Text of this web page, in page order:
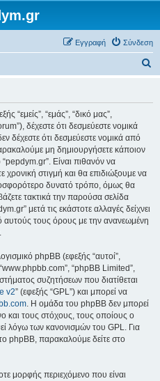
Σύνδεση
Εγγραφή
“εμείς”, “εμάς”, “δικό μας”,
δέχεστε ότι δεσμεύεστε νομικά
ότι δεσμεύεστε νομικά από
μη δημιουργήσετε κάποιον
Είναι πιθανόν να
στιγμή και θα επιδιώξουμε να
δυνατό τρόπο, όμως θα
τακτικά την παρούσα σελίδα
μετά τις εκάστοτε αλλαγές δείχνει
αυτούς τους όρους με την ανανεωμένη
phpBB (εφεξής “αυτοί”,
“www.phpbb.com”, “phpBB Limited”,
συζητήσεων που διατίθεται
v2” (εφεξής “GPL”) και μπορεί να
. Η ομάδα του phpBB δεν μπορεί
και τους στόχους, τους οποίους ο
λόγω των κανονισμών του GPL. Για
phpBB, παρακαλούμε δείτε στο
μορφής περιεχόμενο που είναι